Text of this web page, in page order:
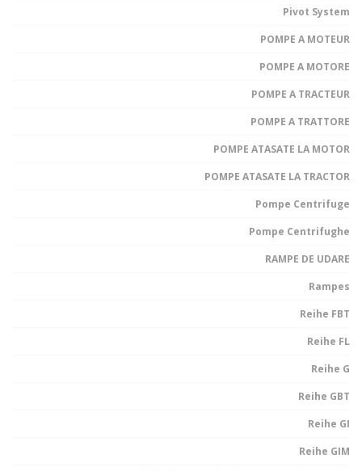
Pivot System
POMPE A MOTEUR
POMPE A MOTORE
POMPE A TRACTEUR
POMPE A TRATTORE
POMPE ATASATE LA MOTOR
POMPE ATASATE LA TRACTOR
Pompe Centrifuge
Pompe Centrifughe
RAMPE DE UDARE
Rampes
Reihe FBT
Reihe FL
Reihe G
Reihe GBT
Reihe GI
Reihe GIM